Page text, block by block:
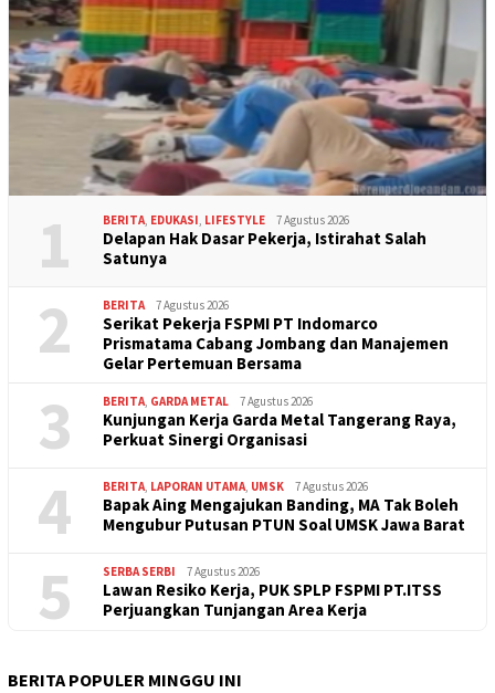
1 BERITA, EDUKASI, LIFESTYLE 7 Agustus 2026
Delapan Hak Dasar Pekerja, Istirahat Salah
Satunya
2 BERITA 7 Agustus 2026
Serikat Pekerja FSPMI PT Indomarco
Prismatama Cabang Jombang dan Manajemen
Gelar Pertemuan Bersama
3 BERITA, GARDA METAL 7 Agustus 2026
Kunjungan Kerja Garda Metal Tangerang Raya,
Perkuat Sinergi Organisasi
4 BERITA, LAPORAN UTAMA, UMSK 7 Agustus 2026
Bapak Aing Mengajukan Banding, MA Tak Boleh
Mengubur Putusan PTUN Soal UMSK Jawa Barat
5 SERBA SERBI 7 Agustus 2026
Lawan Resiko Kerja, PUK SPLP FSPMI PT.ITSS
Perjuangkan Tunjangan Area Kerja
BERITA POPULER MINGGU INI